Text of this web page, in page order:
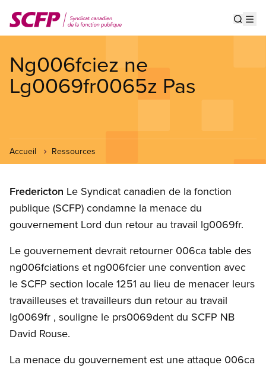
au
contenu
Ng006fciez ne
Lg0069fr0065z Pas
Accueil Ressources
Fredericton Le Syndicat canadien de la fonction
publique (SCFP) condamne la menace du
gouvernement Lord dun retour au travail lg0069fr.
Le gouvernement devrait retourner 006ca table des
ng006fciations et ng006fcier une convention avec
le SCFP section locale 1251 au lieu de menacer leurs
travailleuses et travailleurs dun retour au travail
lg0069fr , souligne le prs0069dent du SCFP NB
David Rouse.
La menace du gouvernement est une attaque 006ca